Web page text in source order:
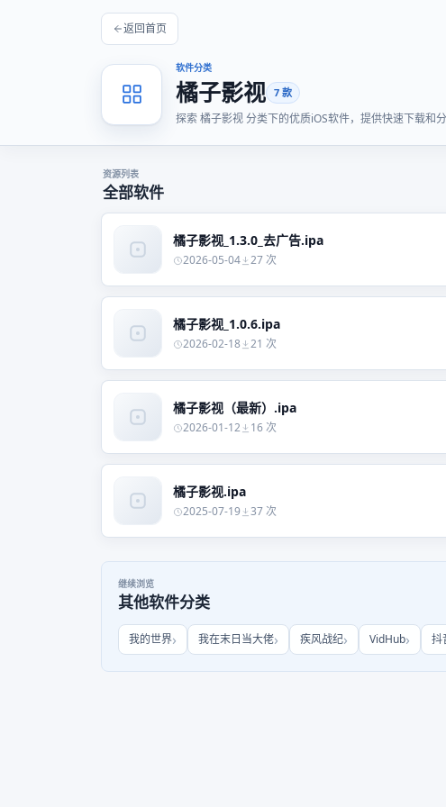
返回首页
软件分类
橘子影视 7 款
探索 橘子影视 分类下的优质iOS软件，提供快速下载和
资源列表
全部软件
橘子影视_1.3.0_去广告.ipa
2026-05-04 27 次
橘子影视_1.0.6.ipa
2026-02-18 21 次
橘子影视（最新）.ipa
2026-01-12 16 次
橘子影视.ipa
2025-07-19 37 次
继续浏览
其他软件分类
我的世界 我在末日当大佬 疾风战纪 VidHub 抖